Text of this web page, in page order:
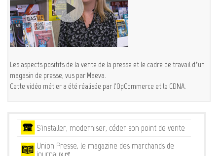
Les aspects positifs de la vente de la presse et le cadre de travail d’un
magasin de presse, vus par Maeva.
Cette vidéo métier a été réalisée par l'OpCommerce et le CDNA.
Services
S'installer, moderniser, céder son point de vente
Union Presse, le magazine des marchands de